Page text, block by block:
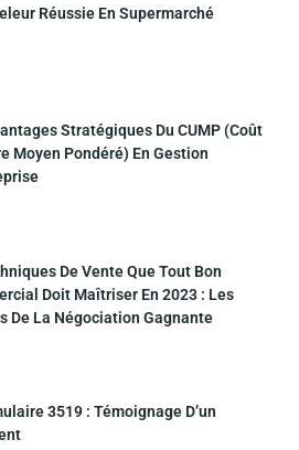
Réussie En Supermarché
Stratégiques Du CUMP (coût
Moyen Pondéré) En Gestion
De Vente Que Tout Bon
Doit Maîtriser En 2023 : Les
De La Négociation Gagnante
3519 : Témoignage D’un